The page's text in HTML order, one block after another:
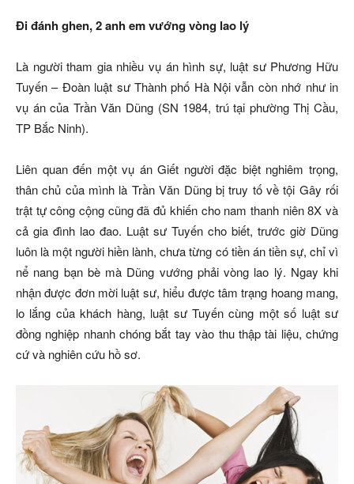
Đi đánh ghen, 2 anh em vướng vòng lao lý
Là người tham gia nhiều vụ án hình sự, luật sư Phương Hữu
Tuyến – Đoàn luật sư Thành phố Hà Nội vẫn còn nhớ như in
vụ án của Trần Văn Dũng (SN 1984, trú tại phường Thị Cầu,
TP Bắc Ninh).
Liên quan đến một vụ án Giết người đặc biệt nghiêm trọng,
thân chủ của mình là Trần Văn Dũng bị truy tố về tội Gây rối
trật tự công cộng cũng đã đủ khiến cho nam thanh niên 8X và
cả gia đình lao đao. Luật sư Tuyến cho biết, trước giờ Dũng
luôn là một người hiền lành, chưa từng có tiền án tiền sự, chỉ vì
nể nang bạn bè mà Dũng vướng phải vòng lao lý. Ngay khi
nhận được đơn mời luật sư, hiểu được tâm trạng hoang mang,
lo lắng của khách hàng, luật sư Tuyến cùng một số luật sư
đồng nghiệp nhanh chóng bắt tay vào thu thập tài liệu, chứng
cứ và nghiên cứu hồ sơ.